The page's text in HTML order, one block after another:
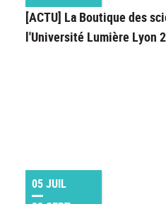
[ACTU] La Boutique des
l'Université Lumière Lyon 2
05 JUIL